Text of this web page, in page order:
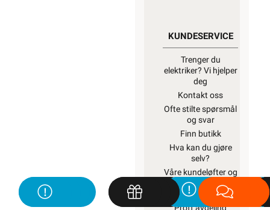
KUNDESERVICE
Trenger du
elektriker? Vi hjelper
deg
Kontakt oss
Ofte stilte spørsmål
og svar
Finn butikk
Hva kan du gjøre
selv?
Våre kundeløfter og
prisgaranti
Kontaktinformasjon
Proff avdeling